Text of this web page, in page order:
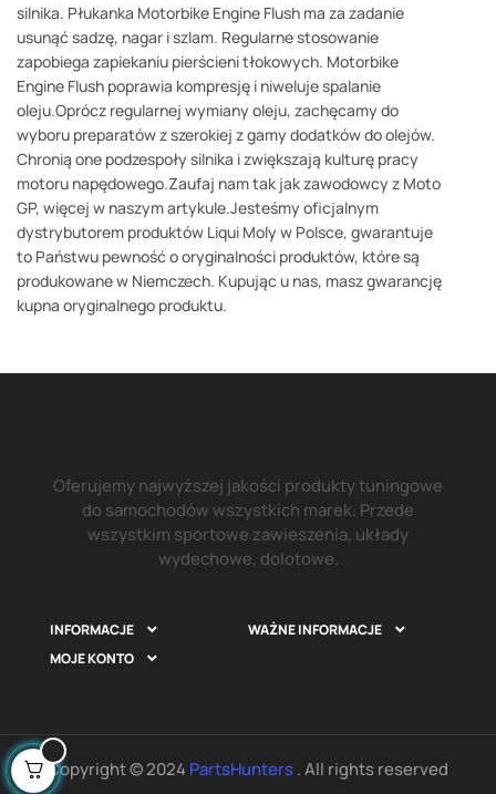
silnika. Płukanka Motorbike Engine Flush ma za zadanie
usunąć sadzę, nagar i szlam. Regularne stosowanie
zapobiega zapiekaniu pierścieni tłokowych. Motorbike
Engine Flush poprawia kompresję i niweluje spalanie
oleju.Oprócz regularnej wymiany oleju, zachęcamy do
wyboru preparatów z szerokiej z gamy dodatków do olejów.
Chronią one podzespoły silnika i zwiększają kulturę pracy
motoru napędowego.Zaufaj nam tak jak zawodowcy z Moto
GP, więcej w naszym artykule.Jesteśmy oficjalnym
dystrybutorem produktów Liqui Moly w Polsce, gwarantuje
to Państwu pewność o oryginalności produktów, które są
produkowane w Niemczech. Kupując u nas, masz gwarancję
kupna oryginalnego produktu.
Oferujemy najwyższej jakości produkty tuningowe
do samochodów wszystkich marek. Przede
wszystkim sportowe zawieszenia, układy
wydechowe, dolotowe.
INFORMACJE  WAŻNE INFORMACJE 
MOJE KONTO 
Copyright © 2024 PartsHunters. All rights reserved